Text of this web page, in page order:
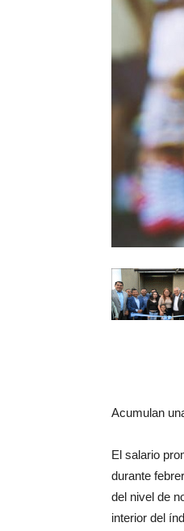
Acumulan
El salario
durante
del nivel de
interior del